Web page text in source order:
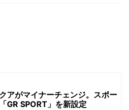
アがマイナーチェンジ。スポー
GR SPORT」を新設定